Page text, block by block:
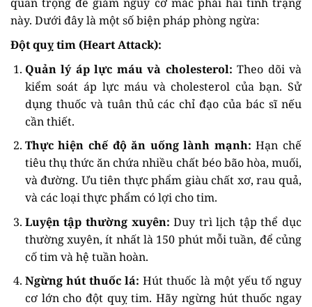
này. Dưới đây là một số biện pháp phòng ngừa:
Đột quỵ tim (Heart Attack):
Quản lý áp lực máu và cholesterol: Theo dõi và
kiểm soát áp lực máu và cholesterol của bạn. Sử
dụng thuốc và tuân thủ các chỉ đạo của bác sĩ nếu
cần thiết.
Thực hiện chế độ ăn uống lành mạnh: Hạn chế
tiêu thụ thức ăn chứa nhiều chất béo bão hòa, muối,
và đường. Ưu tiên thực phẩm giàu chất xơ, rau quả,
và các loại thực phẩm có lợi cho tim.
Luyện tập thường xuyên: Duy trì lịch tập thể dục
thường xuyên, ít nhất là 150 phút mỗi tuần, để củng
cố tim và hệ tuần hoàn.
Ngừng hút thuốc lá: Hút thuốc là một yếu tố nguy
cơ lớn cho đột quỵ tim. Hãy ngừng hút thuốc ngay